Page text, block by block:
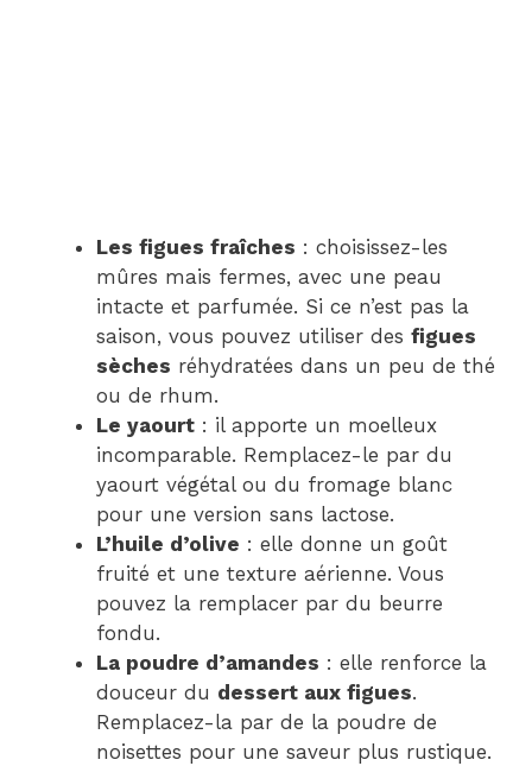
Les figues fraîches : choisissez-les
mûres mais fermes, avec une peau
intacte et parfumée. Si ce n’est pas la
saison, vous pouvez utiliser des figues
sèches réhydratées dans un peu de thé
ou de rhum.
Le yaourt : il apporte un moelleux
incomparable. Remplacez-le par du
yaourt végétal ou du fromage blanc
pour une version sans lactose.
L’huile d’olive : elle donne un goût
fruité et une texture aérienne. Vous
pouvez la remplacer par du beurre
fondu.
La poudre d’amandes : elle renforce la
douceur du dessert aux figues.
Remplacez-la par de la poudre de
noisettes pour une saveur plus rustique.